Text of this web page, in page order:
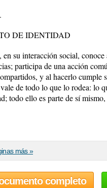
DE IDENTIDAD
su interacción social,
participa de una acción
y al hacerlo cumple
de todo lo que lo rodea: lo
todo ello es parte de sí mismo,
más »
completo